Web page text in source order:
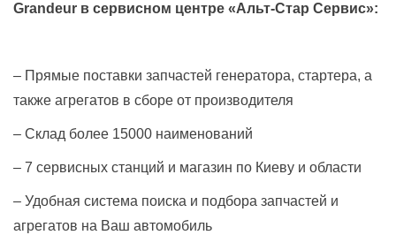
Grandeur в сервисном центре «Альт-Стар Сервис»:
– Прямые поставки запчастей генератора, стартера, а
также агрегатов в сборе от производителя
– Склад более 15000 наименований
– 7 сервисных станций и магазин по Киеву и области
– Удобная система поиска и подбора запчастей и
агрегатов на Ваш автомобиль